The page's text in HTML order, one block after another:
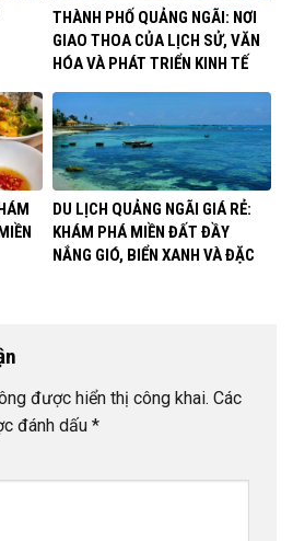
THÀNH PHỐ QUẢNG NGÃI: NƠI
GIAO THOA CỦA LỊCH SỬ, VĂN
HÓA VÀ PHÁT TRIỂN KINH TẾ
DU LỊCH QUẢNG NGÃI GIÁ RẺ:
KHÁM PHÁ MIỀN ĐẤT ĐẦY
NẮNG GIÓ, BIỂN XANH VÀ ĐẶC
được hiển thị công khai. Các
đánh dấu *